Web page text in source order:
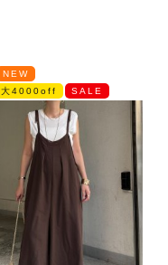
NEW
大4000off
SALE